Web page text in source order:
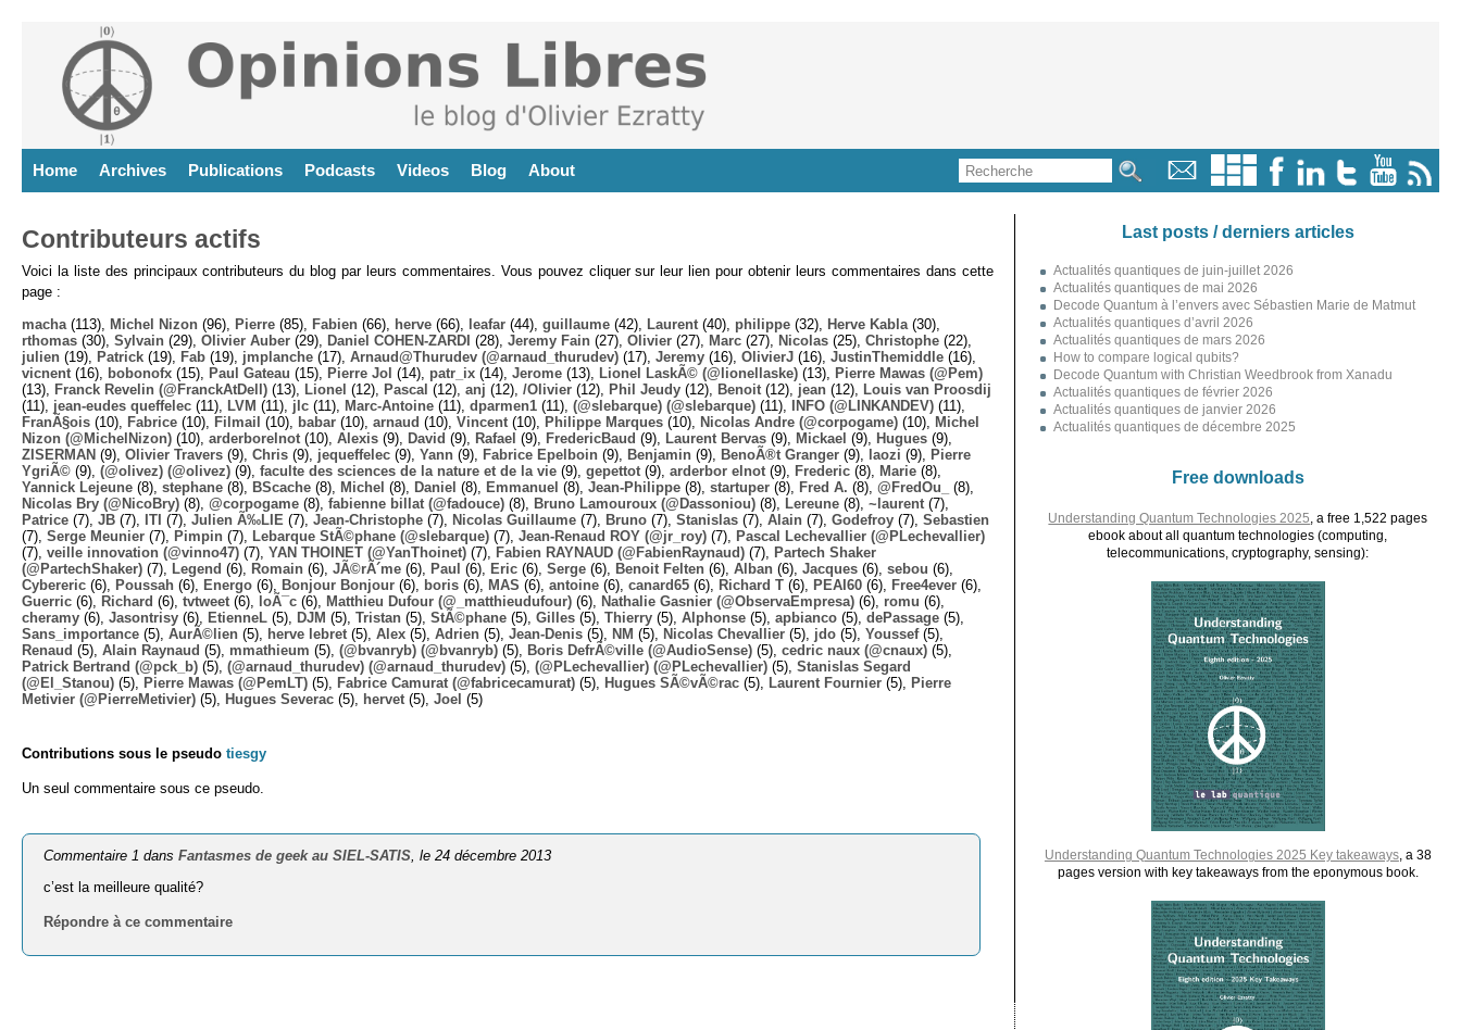
Home Archives Publications Podcasts Videos Blog About
Contributeurs actifs
Voici la liste des principaux contributeurs du blog par leurs commentaires. Vous pouvez cliquer sur leur lien pour obtenir leurs commentaires dans cette
page :
macha (113), Michel Nizon (96), Pierre (85), Fabien (66), herve (66), leafar (44), guillaume (42), Laurent (40), philippe (32), Herve Kabla (30),
rthomas (30), Sylvain (29), Olivier Auber (29), Daniel COHEN-ZARDI (28), Jeremy Fain (27), Olivier (27), Marc (27), Nicolas (25), Christophe (22),
julien (19), Patrick (19), Fab (19), jmplanche (17), Arnaud@Thurudev (@arnaud_thurudev) (17), Jeremy (16), OlivierJ (16), JustinThemiddle (16),
vicnent (16), bobonofx (15), Paul Gateau (15), Pierre Jol (14), patr_ix (14), Jerome (13), Lionel LaskÃ© (@lionellaske) (13),
Pierre Mawas (@Pem)
(13),
Franck Revelin (@FranckAtDell) (13), Lionel (12), Pascal (12), anj (12), /Olivier (12), Phil Jeudy (12), Benoit (12), jean (12),
Louis van Proosdij
(11), jean-eudes queffelec (11), LVM (11), jlc (11), Marc-Antoine (11), dparmen1 (11), (@slebarque) (@slebarque) (11), INFO (@LINKANDEV) (11),
FranÃ§ois (10), Fabrice (10), Filmail (10), babar (10), arnaud (10), Vincent (10), Philippe Marques (10), Nicolas Andre (@corpogame) (10),
Michel
Nizon (@MichelNizon) (10), arderborelnot (10), Alexis (9), David (9), Rafael (9), FredericBaud (9), Laurent Bervas (9), Mickael (9), Hugues (9),
ZISERMAN (9), Olivier Travers (9), Chris (9), jequeffelec (9), Yann (9), Fabrice Epelboin (9), Benjamin (9), BenoÃ®t Granger (9), laozi (9),
Pierre
YgriÃ© (9), (@olivez) (@olivez) (9), faculte des sciences de la nature et de la vie (9), gepettot (9), arderbor elnot (9), Frederic (8), Marie (8),
Yannick Lejeune (8), stephane (8), BScache (8), Michel (8), Daniel (8), Emmanuel (8), Jean-Philippe (8), startuper (8), Fred A. (8), @FredOu_
(8),
Nicolas Bry (@NicoBry) (8), @corpogame (8), fabienne billat (@fadouce) (8), Bruno Lamouroux (@Dassoniou) (8), Lereune (8), ~laurent (7),
Patrice (7), JB (7), ITI (7), Julien Ã‰LIE (7), Jean-Christophe (7), Nicolas Guillaume (7), Bruno (7), Stanislas (7), Alain (7), Godefroy (7), Sebastien
(7), Serge Meunier (7), Pimpin (7), Lebarque StÃ©phane (@slebarque) (7), Jean-Renaud ROY (@jr_roy) (7),
Pascal Lechevallier (@PLechevallier)
(7), veille innovation (@vinno47) (7), YAN THOINET (@YanThoinet) (7), Fabien RAYNAUD (@FabienRaynaud) (7),
Partech Shaker
(@PartechShaker) (7), Legend (6), Romain (6), JÃ©rÃ´me (6), Paul (6), Eric (6), Serge (6), Benoit Felten (6), Alban (6), Jacques (6), sebou (6),
Cybereric (6), Poussah (6), Energo (6), Bonjour Bonjour (6), boris (6), MAS (6), antoine (6), canard65 (6), Richard T (6), PEAI60 (6), Free4ever (6),
Guerric (6), Richard (6), tvtweet (6), loÃ¯c (6), Matthieu Dufour (@_matthieudufour) (6), Nathalie Gasnier (@ObservaEmpresa) (6), romu (6),
cheramy (6), Jasontrisy (6), EtienneL (5), DJM (5), Tristan (5), StÃ©phane (5), Gilles (5), Thierry (5), Alphonse (5), apbianco (5), dePassage (5),
Sans_importance (5), AurÃ©lien (5), herve lebret (5), Alex (5), Adrien (5), Jean-Denis (5), NM (5), Nicolas Chevallier (5), jdo (5), Youssef(5),
Renaud (5), Alain Raynaud (5), mmathieum (5), (@bvanryb) (@bvanryb) (5), Boris DefrÃ©ville (@AudioSense) (5), cedric naux (@cnaux) (5),
Patrick Bertrand (@pck_b) (5), (@arnaud_thurudev) (@arnaud_thurudev) (5), (@PLechevallier) (@PLechevallier) (5), Stanislas Segard
(@El_Stanou) (5), Pierre Mawas (@PemLT) (5), Fabrice Camurat (@fabricecamurat) (5), Hugues SÃ©vÃ©rac (5), Laurent Fournier (5),
Pierre
Metivier (@PierreMetivier) (5), Hugues Severac (5), hervet (5), Joel (5)
Contributions sous le pseudo tiesgy
Un seul commentaire sous ce pseudo.
Commentaire 1 dansFantasmes de geek au SIEL-SATIS , le 24 décembre 2013
c’est la meilleure qualité?
Répondre à ce commentaire
Last posts / derniers articles
Actualités quantiques de juin-juillet 2026
Actualités quantiques de mai 2026
Decode Quantum à l’envers avec Sébastien Marie de Matmut
Actualités quantiques d’avril 2026
Actualités quantiques de mars 2026
How to compare logical qubits?
Decode Quantum with Christian Weedbrook from Xanadu
Actualités quantiques de février 2026
Actualités quantiques de janvier 2026
Actualités quantiques de décembre 2025
Free downloads
Understanding Quantum Technologies 2025 , a free 1,522 pages
ebook about all quantum technologies (computing,
telecommunications, cryptography, sensing):
Understanding Quantum Technologies 2025 Key takeaways, a 38
pages version with key takeaways from the eponymous book.